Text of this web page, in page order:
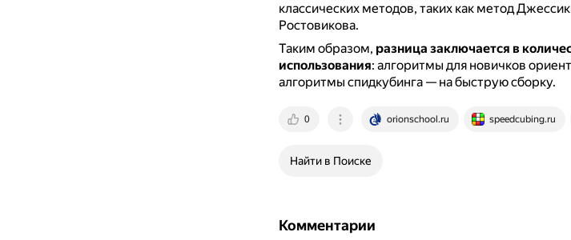
классических методов, таких как метод
Ростовикова.
Таким образом, разница заключается в
использования: алгоритмы для новичков
алгоритмы спидкубинга — на быструю сборку.
0 orionschool.ru speedcubing.ru
Найти в Поиске
Комментарии